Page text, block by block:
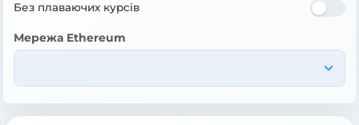
Без плаваючих курсів
Мережа Ethereum